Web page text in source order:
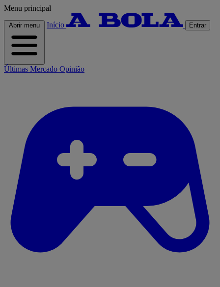
Menu principal
Abrir menu Início Entrar
Últimas Mercado Opinião